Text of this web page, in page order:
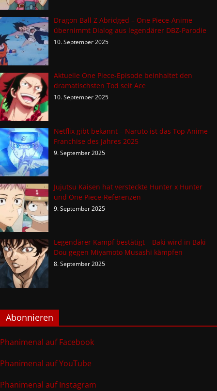
Dragon Ball Z Abridged – One Piece-Anime
übernimmt Dialog aus legendärer DBZ-Parodie
10. September 2025
Aktuelle One Piece-Episode beinhaltet den
dramatischsten Tod seit Ace
10. September 2025
Netflix gibt bekannt – Naruto ist das Top Anime-
Franchise des Jahres 2025
9. September 2025
Jujutsu Kaisen hat versteckte Hunter x Hunter
und One Piece-Referenzen
9. September 2025
Legendärer Kampf bestätigt – Baki wird in Baki-
Dou gegen Miyamoto Musashi kämpfen
8. September 2025
Abonnieren
Phanimenal auf Facebook
Phanimenal auf YouTube
Phanimenal auf Instagram